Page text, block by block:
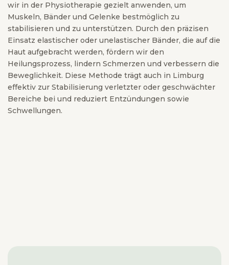
wir in der Physiotherapie gezielt anwenden, um
Muskeln, Bänder und Gelenke bestmöglich zu
stabilisieren und zu unterstützen. Durch den präzisen
Einsatz elastischer oder unelastischer Bänder, die auf die
Haut aufgebracht werden, fördern wir den
Heilungsprozess, lindern Schmerzen und verbessern die
Beweglichkeit. Diese Methode trägt auch in Limburg
effektiv zur Stabilisierung verletzter oder geschwächter
Bereiche bei und reduziert Entzündungen sowie
Schwellungen.